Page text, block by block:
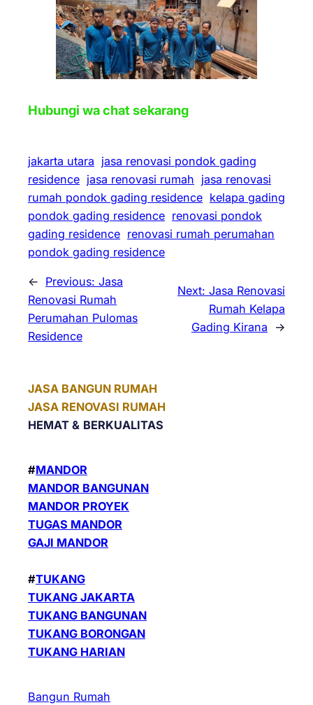
Hubungi wa chat sekarang
jakarta utara jasa renovasi pondok gading
residence jasa renovasi rumah jasa renovasi
rumah pondok gading residence kelapa gading
pondok gading residence renovasi pondok
gading residence renovasi rumah perumahan
pondok gading residence
← Previous: Jasa
Renovasi Rumah
Perumahan Pulomas
Residence
Next: Jasa Renovasi
Rumah Kelapa
Gading Kirana
→
JASA BANGUN RUMAH
JASA RENOVASI RUMAH
HEMAT & BERKUALITAS
#MANDOR
MANDOR BANGUNAN
MANDOR PROYEK
TUGAS MANDOR
GAJI MANDOR
#TUKANG
TUKANG JAKARTA
TUKANG BANGUNAN
TUKANG BORONGAN
TUKANG HARIAN
Bangun Rumah